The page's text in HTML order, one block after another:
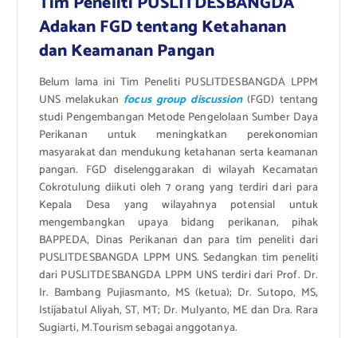
Adakan FGD tentang Ketahanan
dan Keamanan Pangan
Belum lama ini Tim Peneliti PUSLITDESBANGDA LPPM
UNS melakukan focus group discussion(FGD) tentang
studi Pengembangan Metode Pengelolaan Sumber Daya
Perikanan untuk meningkatkan perekonomian
masyarakat dan mendukung ketahanan serta keamanan
pangan. FGD diselenggarakan di wilayah Kecamatan
Cokrotulung diikuti oleh 7 orang yang terdiri dari para
Kepala Desa yang wilayahnya potensial untuk
mengembangkan upaya bidang perikanan, pihak
BAPPEDA, Dinas Perikanan dan para tim peneliti dari
PUSLITDESBANGDA LPPM UNS.Sedangkan tim peneliti
dari PUSLITDESBANGDA LPPM UNS terdiri dari Prof. Dr.
Ir. Bambang Pujiasmanto, MS (ketua); Dr. Sutopo, MS,
Istijabatul Aliyah, ST, MT; Dr. Mulyanto, ME dan Dra. Rara
Sugiarti, M.Tourism sebagai anggotanya.